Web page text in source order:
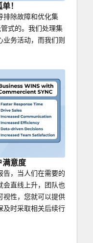
！
排除故障和优化集
式的。我们处理集
业务活动，而我们则
满意度
告，当人们在需要的
会直线上升，团队也
视性，您就可以提供
及时采取相关后续行